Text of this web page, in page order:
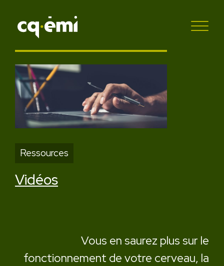
Ressources
Vidéos
Vous en saurez plus sur le
fonctionnement de votre cerveau, la